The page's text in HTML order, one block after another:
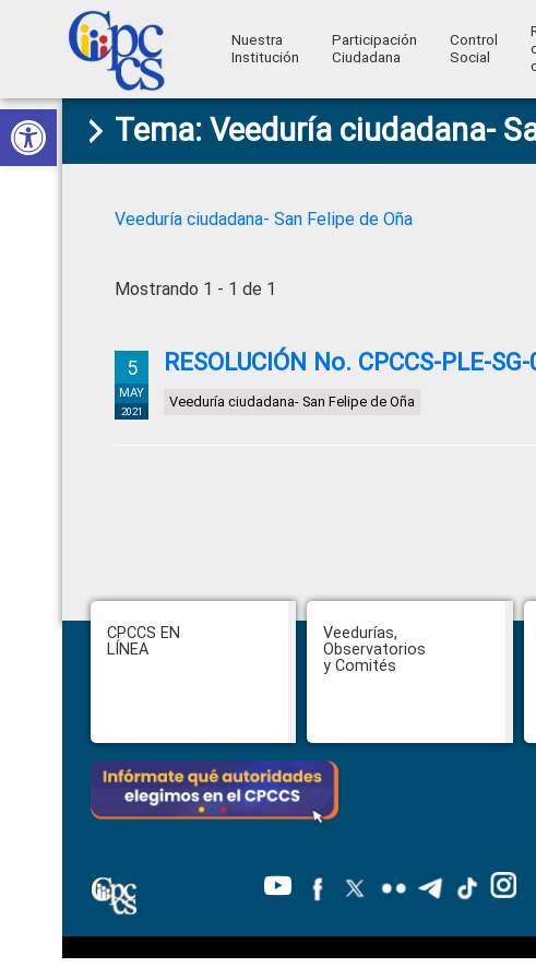
Abrir barra de herramientas
Skip
to
primary
Skip
to
main
Skip
to
primary
Skip
to
footer
Consejo
de
Ciudadana
Control
Construyendo
Poder
Ciudadano
Nuestra
Institución
Participación
Ciudadana
Control
Social
Tema: Veeduría ciudadana-
Veeduría ciudadana- San Felipe de Oña
Mostrando 1 - 1 de 1
5
MAY
2021
RESOLUCIÓN No. CPCCS-PLE-
Veeduría ciudadana- San Felipe de Oña
Footer
CPCCS EN
LÍNEA
Veedurías,
Observatorios
y Comités